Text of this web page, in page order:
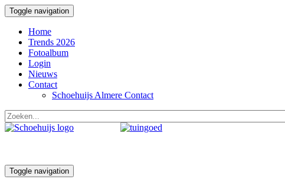
Toggle navigation
Home
Trends 2026
Fotoalbum
Login
Nieuws
Contact
Schoehuijs Almere Contact
Toggle navigation